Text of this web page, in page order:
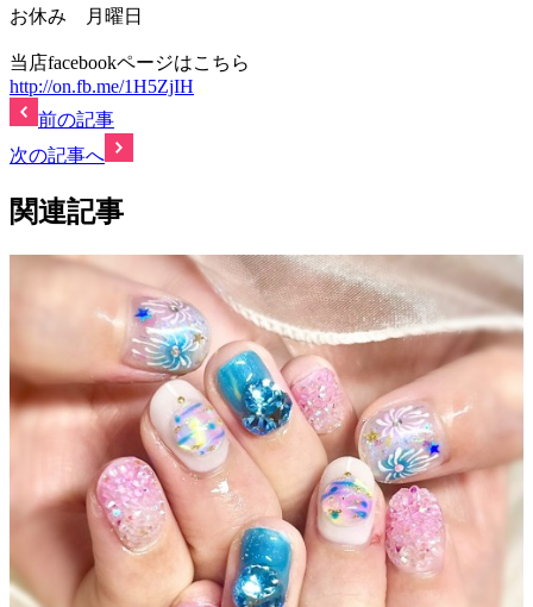
お休み 月曜日
当店facebookページはこちら
http://on.fb.me/1H5ZjIH
前の記事
次の記事へ
関連記事